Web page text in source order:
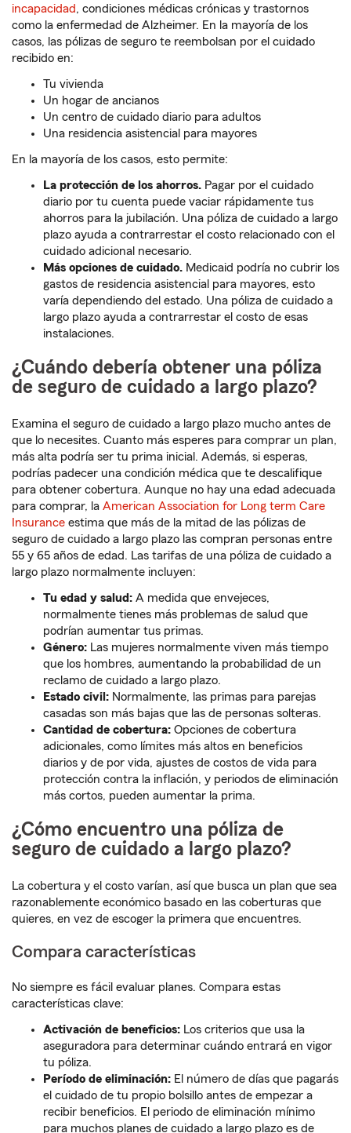
incapacidad, condiciones médicas crónicas y trastornos
como la enfermedad de Alzheimer. En la mayoría de los
casos, las pólizas de seguro te reembolsan por el cuidado
recibido en:
Tu vivienda
Un hogar de ancianos
Un centro de cuidado diario para adultos
Una residencia asistencial para mayores
En la mayoría de los casos, esto permite:
La protección de los ahorros. Pagar por el cuidado
diario por tu cuenta puede vaciar rápidamente tus
ahorros para la jubilación. Una póliza de cuidado a largo
plazo ayuda a contrarrestar el costo relacionado con el
cuidado adicional necesario.
Más opciones de cuidado. Medicaid podría no cubrir los
gastos de residencia asistencial para mayores, esto
varía dependiendo del estado. Una póliza de cuidado a
largo plazo ayuda a contrarrestar el costo de esas
instalaciones.
¿Cuándo debería obtener una póliza
de seguro de cuidado a largo plazo?
Examina el seguro de cuidado a largo plazo mucho antes de
que lo necesites. Cuanto más esperes para comprar un plan,
más alta podría ser tu prima inicial. Además, si esperas,
podrías padecer una condición médica que te descalifique
para obtener cobertura. Aunque no hay una edad adecuada
para comprar, la American Association for Long term Care
Insurance estima que más de la mitad de las pólizas de
seguro de cuidado a largo plazo las compran personas entre
55 y 65 años de edad. Las tarifas de una póliza de cuidado a
largo plazo normalmente incluyen:
Tu edad y salud: A medida que envejeces,
normalmente tienes más problemas de salud que
podrían aumentar tus primas.
Género: Las mujeres normalmente viven más tiempo
que los hombres, aumentando la probabilidad de un
reclamo de cuidado a largo plazo.
Estado civil: Normalmente, las primas para parejas
casadas son más bajas que las de personas solteras.
Cantidad de cobertura: Opciones de cobertura
adicionales, como límites más altos en beneficios
diarios y de por vida, ajustes de costos de vida para
protección contra la inflación, y periodos de eliminación
más cortos, pueden aumentar la prima.
¿Cómo encuentro una póliza de
seguro de cuidado a largo plazo?
La cobertura y el costo varían, así que busca un plan que sea
razonablemente económico basado en las coberturas que
quieres, en vez de escoger la primera que encuentres.
Compara características
No siempre es fácil evaluar planes. Compara estas
características clave:
Activación de beneficios: Los criterios que usa la
aseguradora para determinar cuándo entrará en vigor
tu póliza.
Período de eliminación: El número de días que pagarás
el cuidado de tu propio bolsillo antes de empezar a
recibir beneficios. El periodo de eliminación mínimo
para muchos planes de cuidado a largo plazo es de